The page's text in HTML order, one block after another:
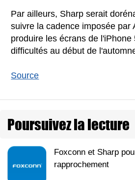
Par ailleurs, Sharp serait
suivre la cadence imposée par
produire les écrans de
difficultés au début de
Source
Poursuivez la lecture
Foxconn et Sharp
rapprochement